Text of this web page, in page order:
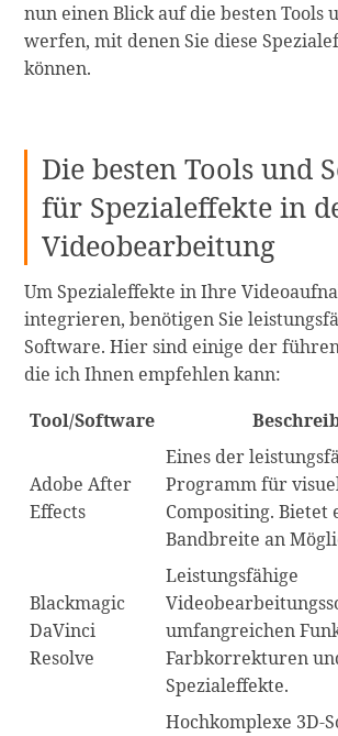
nun einen Blick auf die besten Tools
werfen, mit denen Sie diese
können.
Die besten Tools und
für Spezialeffekte in
Videobearbeitung
Um Spezialeffekte in Ihre
integrieren, benötigen Sie
Software. Hier sind einige der
die ich Ihnen empfehlen kann:
Tool/Software
Adobe After
Effects
Eines der
Programm für
Compositing. Bietet
Bandbreite an
Blackmagic
DaVinci
Resolve
Leistungsfähige
umfangreichen
Farbkorrekturen
Spezialeffekte.
Hochkomplexe 3D-